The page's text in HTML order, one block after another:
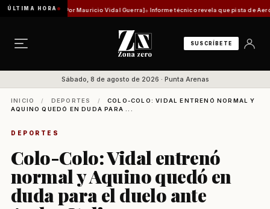
ÚLTIMA HORA
histórica [Por Mauricio Vidal Guerra] Informe técnico revela que pista de
SUSCRÍBETE
Sábado, 8 de agosto de 2026 · Punta Arenas
INICIO / DEPORTES /
COLO-COLO: VIDAL ENTRENÓ NORMAL Y
AQUINO QUEDÓ EN DUDA PARA ...
DEPORTES
Colo-Colo: Vidal entrenó
normal y Aquino quedó en
duda para el duelo ante